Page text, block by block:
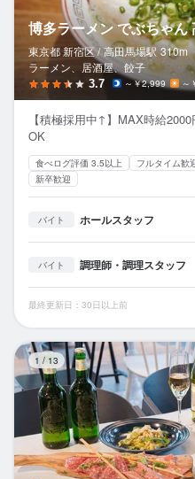
博多ラーメン でぶちゃん
東京都 新宿区 / 高田馬場駅 310m
ラーメン、居酒屋、餃子
3.7 ～￥2,999 ～
【積極採用中↑】MAX時給
OK
食べログ評価 3.5以上 フルタイム歓
新卒歓迎
バイト ホールスタッフ
バイト 調理師・調理スタッフ
最終更新日：30日以上前
1 / 13